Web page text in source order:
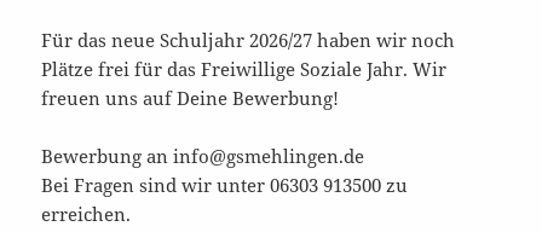
Für das neue Schuljahr 2026/27 haben wir noch
Plätze frei für das Freiwillige Soziale Jahr. Wir
freuen uns auf Deine Bewerbung!
Bewerbung an info@gsmehlingen.de
Bei Fragen sind wir unter 06303 913500 zu
erreichen.